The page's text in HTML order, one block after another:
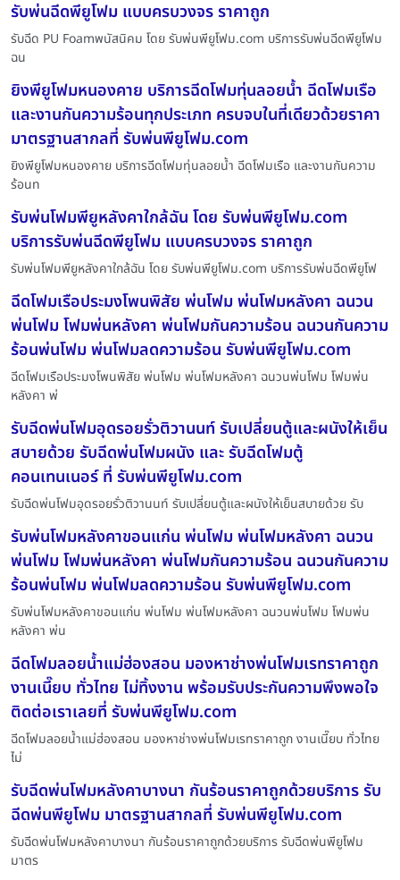
รับพ่นฉีดพียูโฟม แบบครบวงจร ราคาถูก
รับฉีด PU Foamพนัสนิคม โดย รับพ่นพียูโฟม.com บริการรับพ่นฉีดพียูโฟม
ฉน
ยิงพียูโฟมหนองคาย บริการฉีดโฟมทุ่นลอยน้ำ ฉีดโฟมเรือ
และงานกันความร้อนทุกประเภท ครบจบในที่เดียวด้วยราคา
มาตรฐานสากลที่ รับพ่นพียูโฟม.com
ยิงพียูโฟมหนองคาย บริการฉีดโฟมทุ่นลอยน้ำ ฉีดโฟมเรือ และงานกันความ
ร้อนท
รับพ่นโฟมพียูหลังคาใกล้ฉัน โดย รับพ่นพียูโฟม.com
บริการรับพ่นฉีดพียูโฟม แบบครบวงจร ราคาถูก
รับพ่นโฟมพียูหลังคาใกล้ฉัน โดย รับพ่นพียูโฟม.com บริการรับพ่นฉีดพียูโฟ
ฉีดโฟมเรือประมงโพนพิสัย พ่นโฟม พ่นโฟมหลังคา ฉนวน
พ่นโฟม โฟมพ่นหลังคา พ่นโฟมกันความร้อน ฉนวนกันความ
ร้อนพ่นโฟม พ่นโฟมลดความร้อน รับพ่นพียูโฟม.com
ฉีดโฟมเรือประมงโพนพิสัย พ่นโฟม พ่นโฟมหลังคา ฉนวนพ่นโฟม โฟมพ่น
หลังคา พ่
รับฉีดพ่นโฟมอุดรอยรั่วติวานนท์ รับเปลี่ยนตู้และผนังให้เย็น
สบายด้วย รับฉีดพ่นโฟมผนัง และ รับฉีดโฟมตู้
คอนเทนเนอร์ ที่ รับพ่นพียูโฟม.com
รับฉีดพ่นโฟมอุดรอยรั่วติวานนท์ รับเปลี่ยนตู้และผนังให้เย็นสบายด้วย รับ
รับพ่นโฟมหลังคาขอนแก่น พ่นโฟม พ่นโฟมหลังคา ฉนวน
พ่นโฟม โฟมพ่นหลังคา พ่นโฟมกันความร้อน ฉนวนกันความ
ร้อนพ่นโฟม พ่นโฟมลดความร้อน รับพ่นพียูโฟม.com
รับพ่นโฟมหลังคาขอนแก่น พ่นโฟม พ่นโฟมหลังคา ฉนวนพ่นโฟม โฟมพ่น
หลังคา พ่น
ฉีดโฟมลอยน้ำแม่ฮ่องสอน มองหาช่างพ่นโฟมเรทราคาถูก
งานเนี๊ยบ ทั่วไทย ไม่ทิ้งงาน พร้อมรับประกันความพึงพอใจ
ติดต่อเราเลยที่ รับพ่นพียูโฟม.com
ฉีดโฟมลอยน้ำแม่ฮ่องสอน มองหาช่างพ่นโฟมเรทราคาถูก งานเนี๊ยบ ทั่วไทย
ไม่
รับฉีดพ่นโฟมหลังคาบางนา กันร้อนราคาถูกด้วยบริการ รับ
ฉีดพ่นพียูโฟม มาตรฐานสากลที่ รับพ่นพียูโฟม.com
รับฉีดพ่นโฟมหลังคาบางนา กันร้อนราคาถูกด้วยบริการ รับฉีดพ่นพียูโฟม
มาตร